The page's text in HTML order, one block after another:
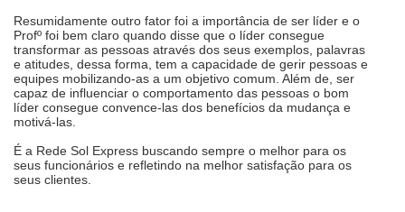
Resumidamente outro fator foi a importância de ser líder e o
Profº foi bem claro quando disse que o líder consegue
transformar as pessoas através dos seus exemplos, palavras
e atitudes, dessa forma, tem a capacidade de gerir pessoas e
equipes mobilizando-as a um objetivo comum. Além de, ser
capaz de influenciar o comportamento das pessoas o bom
líder consegue convence-las dos benefícios da mudança e
motivá-las.
É a Rede Sol Express buscando sempre o melhor para os
seus funcionários e refletindo na melhor satisfação para os
seus clientes.